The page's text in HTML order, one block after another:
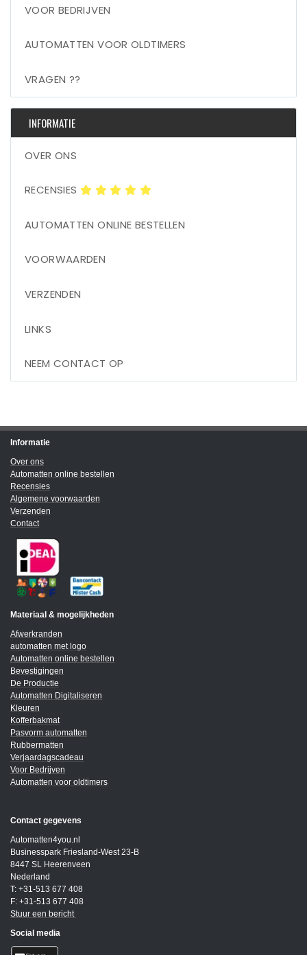
VOOR BEDRIJVEN
AUTOMATTEN VOOR OLDTIMERS
VRAGEN ??
INFORMATIE
OVER ONS
RECENSIES
AUTOMATTEN ONLINE BESTELLEN
VOORWAARDEN
VERZENDEN
LINKS
NEEM CONTACT OP
Informatie
Over ons
Automatten online bestellen
Recensies
Algemene voorwaarden
Verzenden
Contact
Materiaal & mogelijkheden
Afwerkranden
automatten met logo
Automatten online bestellen
Bevestigingen
De Productie
Automatten Digitaliseren
Kleuren
Kofferbakmat
Pasvorm automatten
Rubbermatten
Verjaardagscadeau
Voor Bedrijven
Automatten voor oldtimers
Contact gegevens
Automatten4you.nl
Businesspark Friesland-West 23-B
8447 SL Heerenveen
Nederland
T: +31-513 677 408
F: +31-513 677 408
Stuur een bericht
Social media